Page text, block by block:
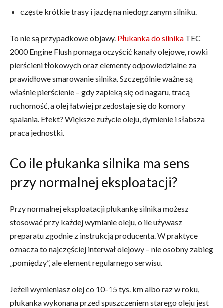
częste krótkie trasy i jazdę na niedogrzanym silniku.
To nie są przypadkowe objawy. Płukanka do silnika TEC
2000 Engine Flush pomaga oczyścić kanały olejowe, rowki
pierścieni tłokowych oraz elementy odpowiedzialne za
prawidłowe smarowanie silnika. Szczególnie ważne są
właśnie pierścienie – gdy zapieką się od nagaru, tracą
ruchomość, a olej łatwiej przedostaje się do komory
spalania. Efekt? Większe zużycie oleju, dymienie i słabsza
praca jednostki.
Co ile płukanka silnika ma sens
przy normalnej eksploatacji?
Przy normalnej eksploatacji płukankę silnika możesz
stosować przy każdej wymianie oleju, o ile używasz
preparatu zgodnie z instrukcją producenta. W praktyce
oznacza to najczęściej interwał olejowy – nie osobny zabieg
„pomiędzy”, ale element regularnego serwisu.
Jeżeli wymieniasz olej co 10–15 tys. km albo raz w roku,
płukanka wykonana przed spuszczeniem starego oleju jest